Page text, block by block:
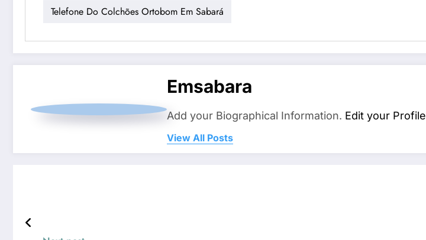
Telefone Do Colchões Ortobom Em Sabará
Emsabara
Add your Biographical Information. Edit your Profile
View All Posts